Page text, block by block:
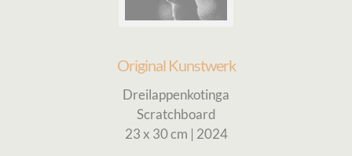
Original Kunstwerk
Dreilappenkotinga
Scratchboard
23 x 30 cm | 2024